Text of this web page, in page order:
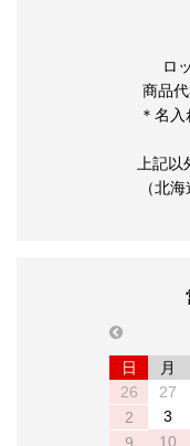
ロ
商品
＊名
上記
（北
previous
日
月
26
27
2
3
9
10